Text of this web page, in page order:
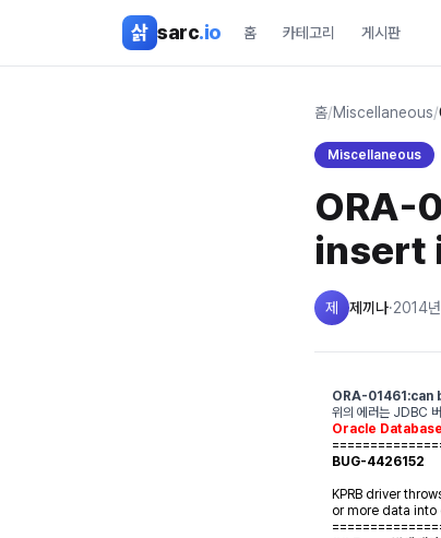
삵 sarc.io 홈 카테고리 게시판
홈/Miscellaneous/
Miscellaneous
ORA-
insert
제 제끼나·2014
ORA-01461:can
위의 에러는 JDBC
Oracle
BUG-4426152
KPRB driver
or more data into